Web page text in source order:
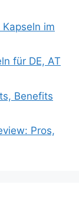
im
für DE, AT
Benefits
Pros,